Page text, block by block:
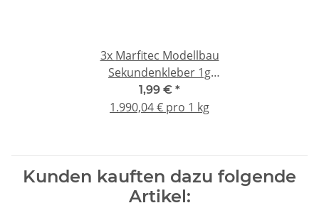
3x Marfitec Modellbau
Sekundenkleber 1g
mittelflüssig - smokeless
-
1,99 € *
1.990,04 € pro 1 kg
Kunden kauften dazu folgende
Artikel: